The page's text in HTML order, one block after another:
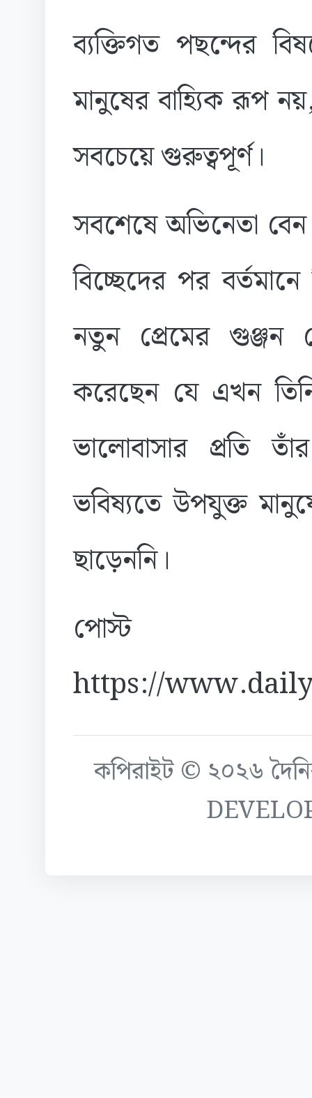
ব্যক্তিগত পছন্দের
মানুষের বাহ্যিক রূপ
সবচেয়ে গুরুত্বপূর্ণ।
সবশেষে অভিনেতা
বিচ্ছেদের পর
নতুন প্রেমের গুঞ্জন
করেছেন যে এখন
ভালোবাসার প্রতি
ভবিষ্যতে উপযুক্ত
ছাড়েননি।
https://
কপিরাইট © ২০২৬